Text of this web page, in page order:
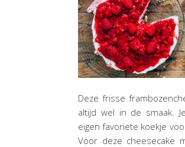
Deze frisse
altijd wel in de smaak.
eigen favoriete koekje
Voor deze cheesecake